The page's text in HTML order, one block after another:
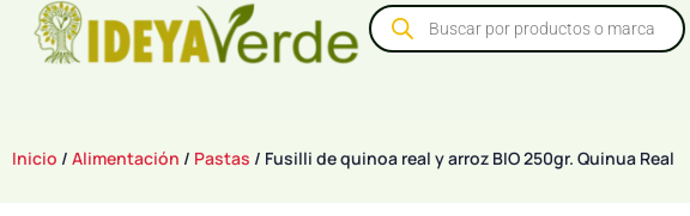
Inicio / Alimentación / Pastas / Fusilli de quinoa real y arroz BIO 250gr. Quinua Real